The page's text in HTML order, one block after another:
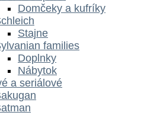
Domčeky a kufríky
Stajne
families
Doplnky
Nábytok
a seriálové